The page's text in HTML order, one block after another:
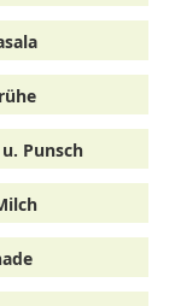
Punsch